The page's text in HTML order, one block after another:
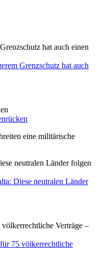
hat auch einen
Grenzschutz hat auch
neutralen Länder folgen
Diese neutralen Länder
Verträge –
75 völkerrechtliche